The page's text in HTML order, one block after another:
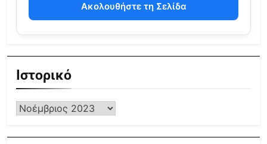
Ακολουθήστε τη Σελίδα
Ιστορικό